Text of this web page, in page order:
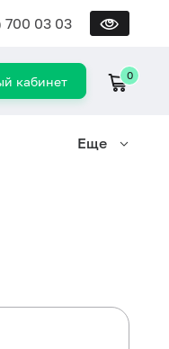
700 03 03
кабинет 0
Еще